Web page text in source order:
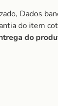
Dados
do item
do